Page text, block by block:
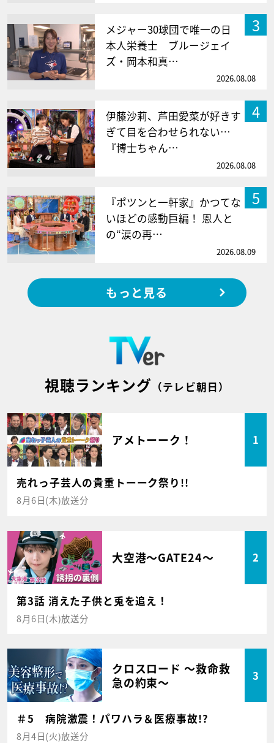
3
メジャー30球団で唯一の日
本人栄養士 ブルージェイ
ズ・岡本和真…
2026.08.08
4
伊藤沙莉、芦田愛菜が好きす
ぎて目を合わせられない…
『博士ちゃん…
2026.08.08
5
『ポツンと一軒家』かつてな
いほどの感動巨編！ 恩人と
の“涙の再…
2026.08.09
もっと見る
視聴ランキング （テレビ朝日）
アメトーーク！ 1
売れっ子芸人の貴重トーーク祭り!!
8月6日(木)放送分
大空港～GATE24～ 2
第3話 消えた子供と兎を追え！
8月6日(木)放送分
クロスロード ～救命救
急の約束～
3
＃5 病院激震！パワハラ＆医療事故!?
8月4日(火)放送分